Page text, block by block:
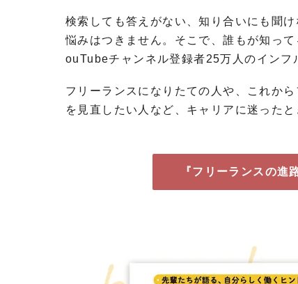
検索しても答えがない、知り合いにも聞
悩みはつきません。そこで、誰もが知っ
ouTubeチャンネル登録者25万人のインフ
フリーランスになりたての人や、これか
を見直したい人など、キャリアに迷った
『フリーランスの進